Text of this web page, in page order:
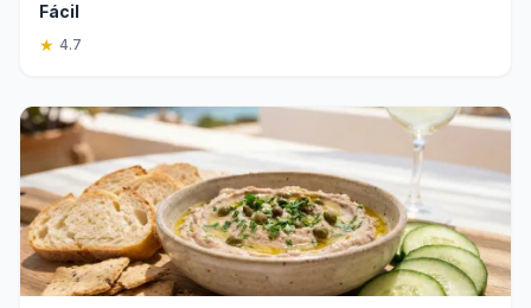
Fácil
★ 4.7